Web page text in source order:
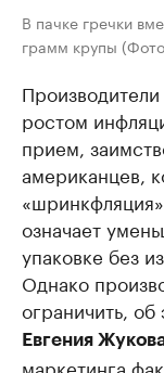
В пачке гречки
грамм крупы
ростом
прием,
американцев,
означает
упаковке без
Однако
ограничить,
Евгения
маркетинга